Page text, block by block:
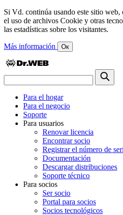
Si Vd. continúa usando este sitio
el uso de archivos Cookie y otras
las estadísticas sobre los visitantes.
Más información Ок
Para el hogar
Para el negocio
Soporte
Para usuarios
Renovar licencia
Encontrar socio
Registrar el número de
Documentación
Descargar distribuciones
Soporte técnico
Para socios
Ser socio
Portal para socios
Socios tecnológicos